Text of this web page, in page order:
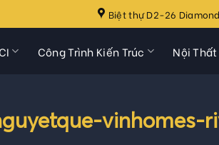
Biệt thự D2-26
Công Trình Kiến Trúc Nội Thất
vinhomes-